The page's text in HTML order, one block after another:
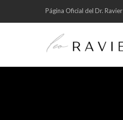
Página Oficial del Dr. Ravier